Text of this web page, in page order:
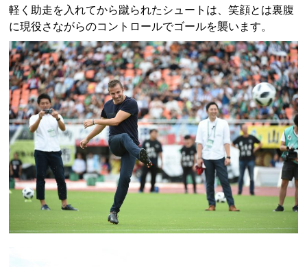
軽く助走を入れてから蹴られたシュートは、笑顔とは裏腹
に現役さながらのコントロールでゴールを襲います。